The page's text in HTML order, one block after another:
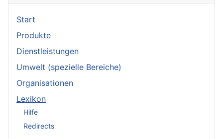
Start
Produkte
Dienstleistungen
Umwelt (spezielle Bereiche)
Organisationen
Lexikon
Hilfe
Redirects